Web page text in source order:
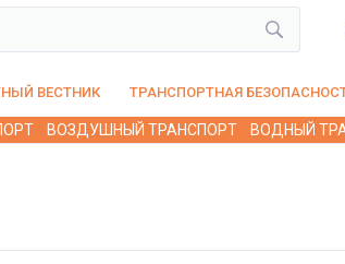
ВЕСТНИК ТРАНСПОРТНАЯ
ВОЗДУШНЫЙ ТРАНСПОРТ ВОДНЫЙ